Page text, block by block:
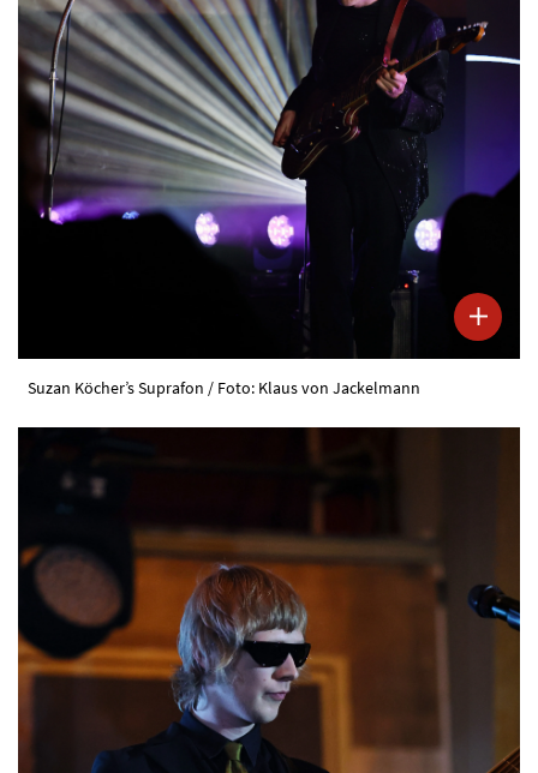
Suzan Köcher’s Suprafon / Foto: Klaus von Jackelmann